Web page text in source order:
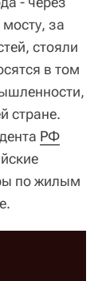
за
стояли
в том
стране.
РФ
по жилым